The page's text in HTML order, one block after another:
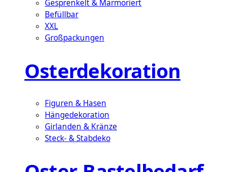
Gesprenkelt & Marmoriert
Befüllbar
XXL
Großpackungen
Osterdekoration
Figuren & Hasen
Hängedekoration
Girlanden & Kränze
Steck- & Stabdeko